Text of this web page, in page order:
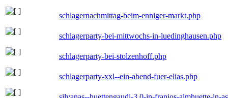
schlagernachmittag-beim-enniger-markt.php
schlagerparty-bei-mittwochs-in-luedinghausen.php
schlagerparty-bei-stolzenhoff.php
schlagerparty-xxl--ein-abend-fuer-elias.php